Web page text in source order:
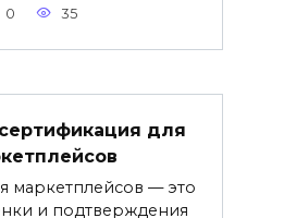
0 35
для
маркетплейсов — это
и подтверждения